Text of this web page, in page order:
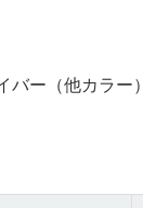
ー（他カラー）